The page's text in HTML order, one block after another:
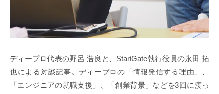
ディープロ代表の野呂 浩良と、StartGate執行役員の永田 拓
也による対談記事。ディープロの「情報発信する理由」、
「エンジニアの就職支援」、「創業背景」などを3回に渡っ